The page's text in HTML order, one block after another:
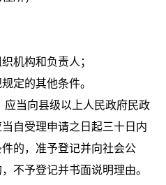
机构和负责人；
规定的其他条件。
应当向县级以上人民政府民政
自受理申请之日起三十日内
的，准予登记并向社会公
不予登记并书面说明理由。